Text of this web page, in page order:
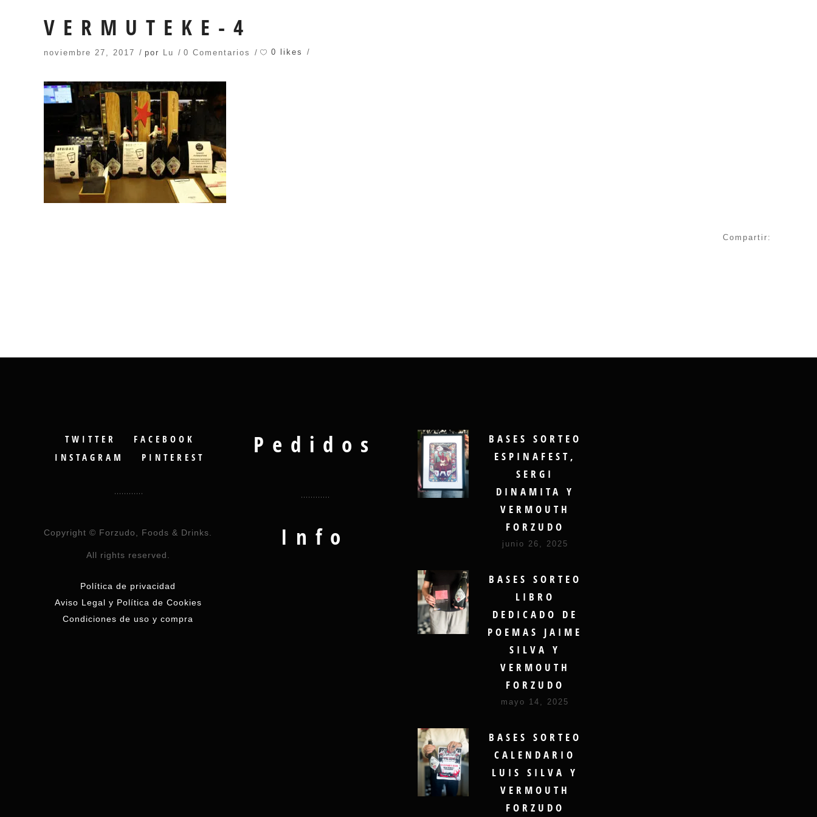
VERMUTEKE-4
noviembre 27, 2017 por Lu 0 Comentarios 0 likes
Compartir:
TWITTER
FACEBOOK
INSTAGRAM
PINTEREST
Copyright © Forzudo, Foods & Drinks.
All rights reserved.
Política de privacidad
Aviso Legal y Política de Cookies
Condiciones de uso y compra
Pedidos
Info
BASES SORTEO
ESPINAFEST,
SERGI
DINAMITA Y
VERMOUTH
FORZUDO
junio 26, 2025
BASES SORTEO
LIBRO
DEDICADO DE
POEMAS JAIME
SILVA Y
VERMOUTH
FORZUDO
mayo 14, 2025
BASES SORTEO
CALENDARIO
LUIS SILVA Y
VERMOUTH
FORZUDO